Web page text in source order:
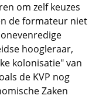
om zelf keuzes
de formateur niet
hoogleraar,
kolonisatie" van
de KVP nog
Zaken